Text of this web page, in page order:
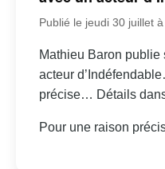
Publié le jeudi 30 juillet
Mathieu Baron
acteur
précise… Détails
Pour une raison